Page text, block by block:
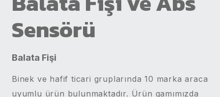
Sensörü
Balata Fişi
Binek ve hafif ticari gruplarında 10 marka araca
uyumlu ürün bulunmaktadır. Ürün gamımızda